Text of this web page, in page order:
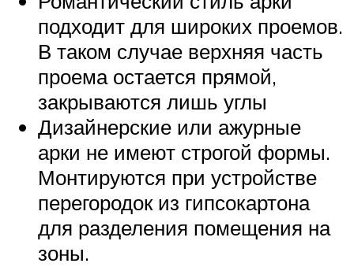
подходит для широких проемов.
В таком случае верхняя часть
проема остается прямой,
закрываются лишь углы
Дизайнерские или ажурные
арки не имеют строгой формы.
Монтируются при устройстве
перегородок из гипсокартона
для разделения помещения на
зоны.